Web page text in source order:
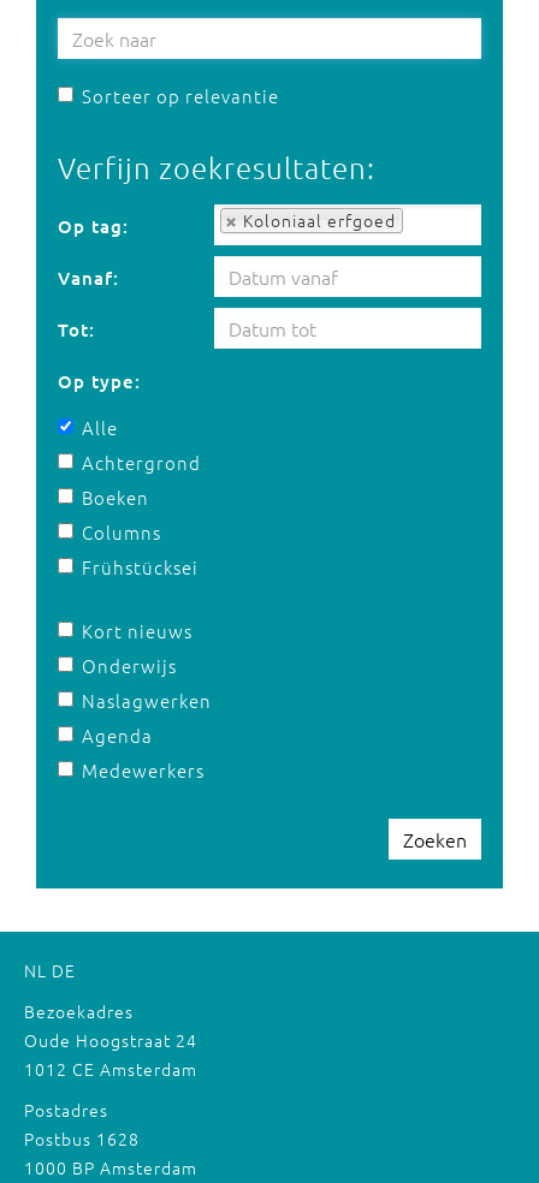
Sorteer op relevantie
Verfijn zoekresultaten:
Op tag: Koloniaal erfgoed
Op tag:
Vanaf:
Tot:
Op type:
Alle
Achtergrond
Boeken
Columns
Frühstücksei
Kort nieuws
Onderwijs
Naslagwerken
Agenda
Medewerkers
Zoeken
NL DE
Bezoekadres
Oude Hoogstraat 24
1012 CE Amsterdam
Postadres
Postbus 1628
1000 BP Amsterdam